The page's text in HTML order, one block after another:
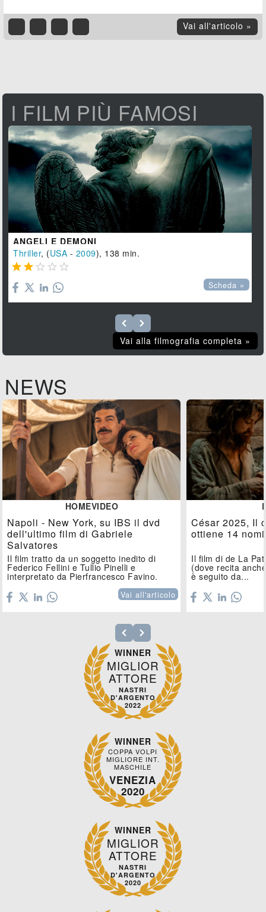
Vai all'articolo »
I FILM PIÙ FAMOSI
ANGELI E DEMONI
Thriller, (USA - 2009), 138 min.
    
Scheda »
Vai alla filmografia completa »
NEWS
HOMEVIDEO
Napoli - New York, su IBS il dvd
dell'ultimo film di Gabriele
Salvatores
Il film tratto da un soggetto inedito di
Federico Fellini e Tullio Pinelli e
interpretato da Pierfrancesco Favino.
Vai all'articolo
César 2025, Il
ottiene 14
Il film di de La
(dove recita
è seguito da...
WINNER
MIGLIOR
ATTORE
NASTRI
D'ARGENTO
2022
WINNER
COPPA VOLPI
MIGLIORE INT.
MASCHILE
VENEZIA
2020
WINNER
MIGLIOR
ATTORE
NASTRI
D'ARGENTO
2020